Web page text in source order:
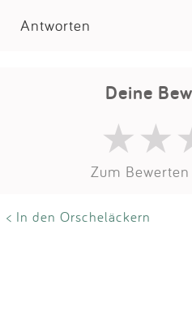
Antworten
Deine
Zum
< In den Orscheläckern